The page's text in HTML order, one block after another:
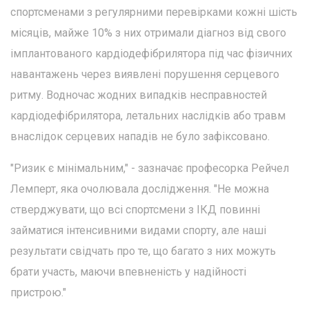
спортсменами з регулярними перевірками кожні шість
місяців, майже 10% з них отримали діагноз від свого
імплантованого кардіодефібрилятора під час фізичних
навантажень через виявлені порушення серцевого
ритму. Водночас жодних випадків несправностей
кардіодефібрилятора, летальних наслідків або травм
внаслідок серцевих нападів не було зафіксовано.
"Ризик є мінімальним," - зазначає професорка Рейчел
Лемперт, яка очолювала дослідження. "Не можна
стверджувати, що всі спортсмени з ІКД повинні
займатися інтенсивними видами спорту, але наші
результати свідчать про те, що багато з них можуть
брати участь, маючи впевненість у надійності
пристрою."